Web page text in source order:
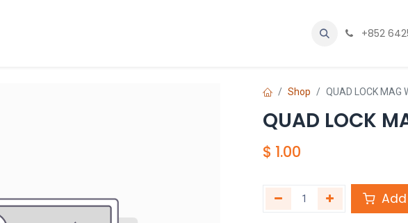
Contact us About Us
+852
Shop QUAD LOCK MAG
QUAD LOCK
$ 1.00